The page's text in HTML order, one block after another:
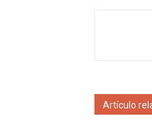
Artículo